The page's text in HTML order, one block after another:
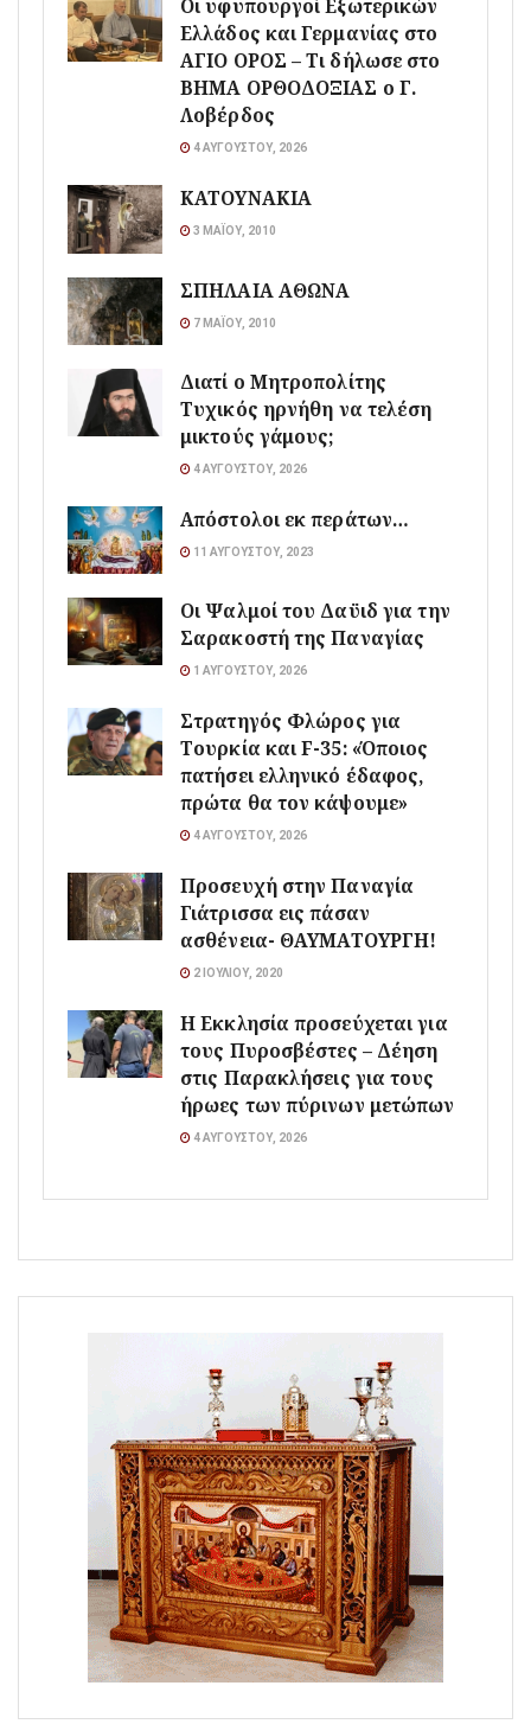
Οι υφυπουργοί Εξωτερικών
Ελλάδος και Γερμανίας στο
ΑΓΙΟ ΟΡΟΣ – Τι δήλωσε στο
ΒΗΜΑ ΟΡΘΟΔΟΞΙΑΣ ο Γ.
Λοβέρδος
4 ΑΥΓΟΎΣΤΟΥ, 2026
ΚΑΤΟΥΝΑΚΙΑ
3 ΜΑΪ́ΟΥ, 2010
ΣΠΗΛΑΙΑ ΑΘΩΝΑ
7 ΜΑΪ́ΟΥ, 2010
Διατί ο Μητροπολίτης
Τυχικός ηρνήθη να τελέση
μικτούς γάμους;
4 ΑΥΓΟΎΣΤΟΥ, 2026
Απόστολοι εκ περάτων…
11 ΑΥΓΟΎΣΤΟΥ, 2023
Οι Ψαλμοί του Δαϋιδ για την
Σαρακοστή της Παναγίας
1 ΑΥΓΟΎΣΤΟΥ, 2026
Στρατηγός Φλώρος για
Τουρκία και F-35: «Όποιος
πατήσει ελληνικό έδαφος,
πρώτα θα τον κάψουμε»
4 ΑΥΓΟΎΣΤΟΥ, 2026
Προσευχή στην Παναγία
Γιάτρισσα εις πάσαν
ασθένεια- ΘΑΥΜΑΤΟΥΡΓΗ!
2 ΙΟΥΛΊΟΥ, 2020
Η Εκκλησία προσεύχεται για
τους Πυροσβέστες – Δέηση
στις Παρακλήσεις για τους
ήρωες των πύρινων μετώπων
4 ΑΥΓΟΎΣΤΟΥ, 2026